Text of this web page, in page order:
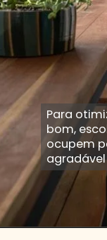
Para
bom,
ocupem